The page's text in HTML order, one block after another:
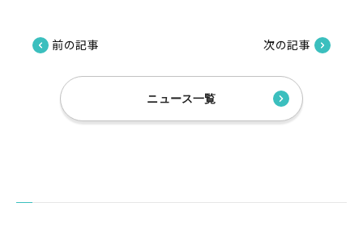
前の記事
ニュース一覧
次の記事